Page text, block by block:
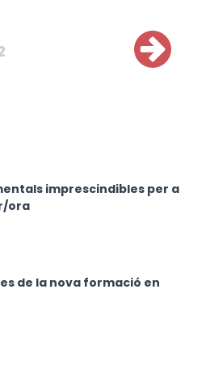
imprescindibles per a
ora
de la nova formació en